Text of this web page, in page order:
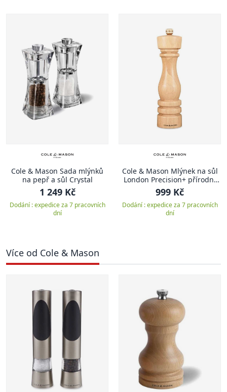
Cole & Mason Sada mlýnků
na pepř a sůl Crystal
1 249 Kč
Dodání : expedice za 7 pracovních
dní
Cole & Mason Mlýnek na sůl
London Precision+ přírodní
buk 22 cm
999 Kč
Dodání : expedice za 7 pracovních
dní
Více od Cole & Mason